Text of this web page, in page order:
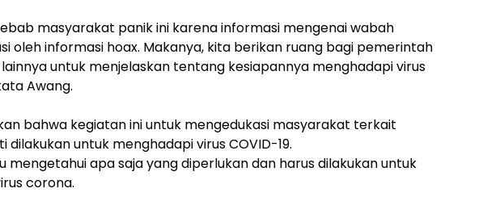
masyarakat panik ini karena informasi mengenai wabah
oleh informasi hoax. Makanya, kita berikan ruang bagi pemerintah
untuk menjelaskan tentang kesiapannya menghadapi virus
Awang.
bahwa kegiatan ini untuk mengedukasi masyarakat terkait
dilakukan untuk menghadapi virus COVID-19.
mengetahui apa saja yang diperlukan dan harus dilakukan untuk
corona.